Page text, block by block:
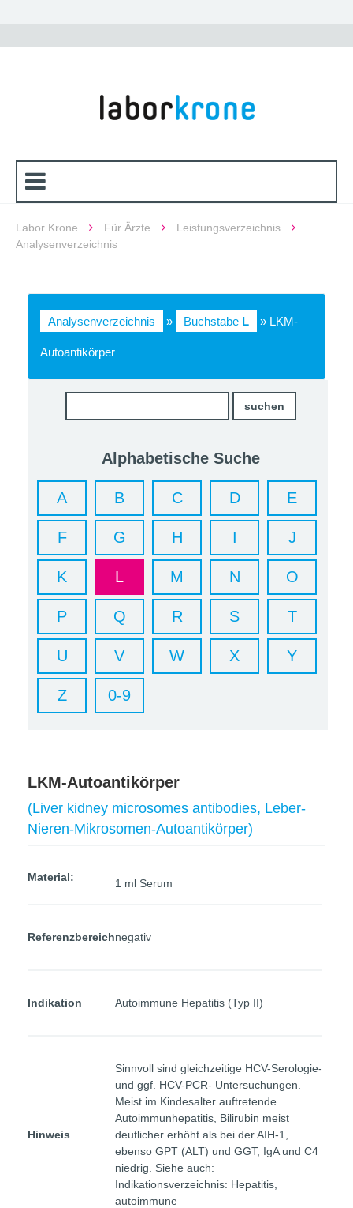
Labor Krone Für Ärzte
Leistungsverzeichnis
Analysenverzeichnis
Analysenverzeichnis » Buchstabe L » LKM-
Autoantikörper
Alphabetische Suche
A B C D E
F G H I J
K L M N O
P Q R S T
U V W X Y
Z 0-9
LKM-Autoantikörper
(Liver kidney microsomes antibodies, Leber-
Nieren-Mikrosomen-Autoantikörper)
Material: 1 ml Serum
Referenzbereichnegativ
Indikation Autoimmune Hepatitis (Typ II)
Hinweis
Sinnvoll sind gleichzeitige HCV-Serologie-
und ggf. HCV-PCR- Untersuchungen.
Meist im Kindesalter auftretende
Autoimmunhepatitis, Bilirubin meist
deutlicher erhöht als bei der AIH-1,
ebenso GPT (ALT) und GGT, IgA und C4
niedrig. Siehe auch:
Indikationsverzeichnis: Hepatitis,
autoimmune